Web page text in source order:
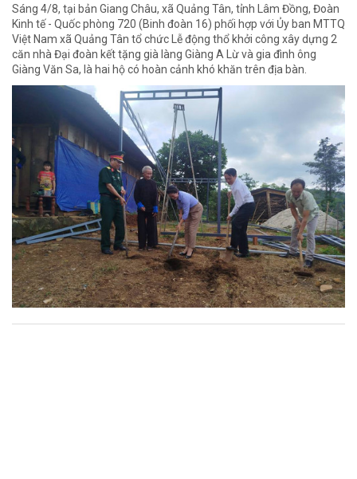
Sáng 4/8, tại bản Giang Châu, xã Quảng Tân, tỉnh Lâm Đồng, Đoàn
Kinh tế - Quốc phòng 720 (Binh đoàn 16) phối hợp với Ủy ban MTTQ
Việt Nam xã Quảng Tân tổ chức Lễ động thổ khởi công xây dựng 2
căn nhà Đại đoàn kết tặng già làng Giàng A Lừ và gia đình ông
Giàng Văn Sa, là hai hộ có hoàn cảnh khó khăn trên địa bàn.